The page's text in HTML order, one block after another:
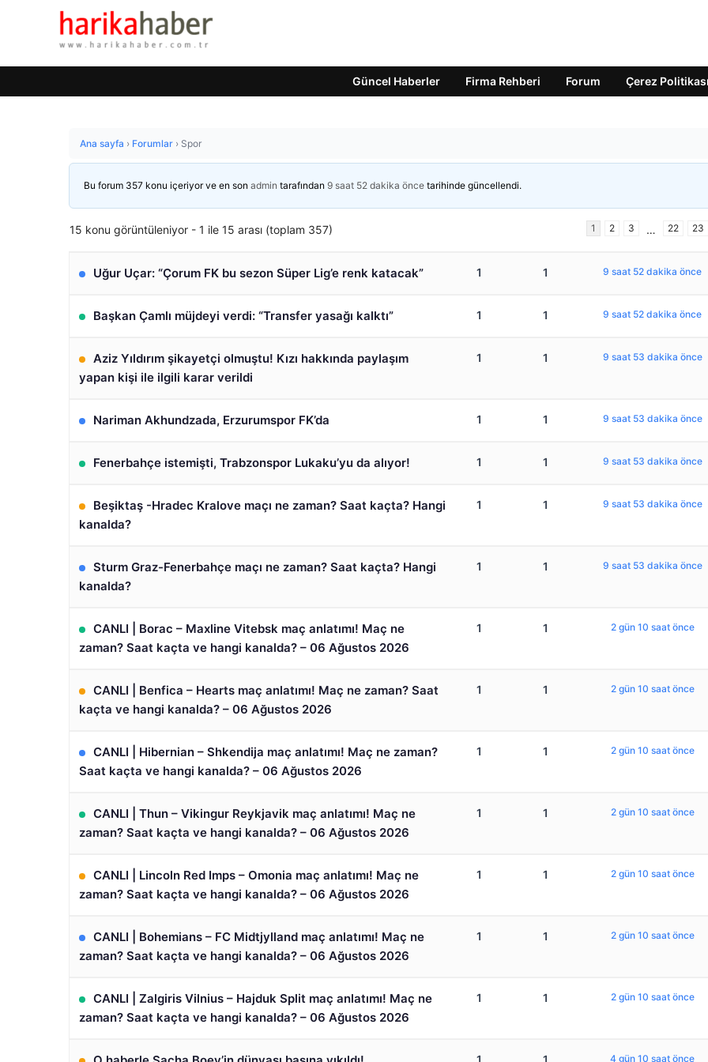
Güncel Haberler Firma Rehberi Forum Çerez Politikası
Ana sayfa › Forumlar › Spor
Bu forum 357 konu içeriyor ve en son admin tarafından 9 saat 52 dakika önce tarihinde güncellendi.
15 konu görüntüleniyor - 1 ile 15 arası (toplam 357) 1 2 3 … 22 23
Uğur Uçar: “Çorum FK bu sezon Süper Lig’e renk katacak” 1 1 9 saat 52 dakika önce
Başkan Çamlı müjdeyi verdi: “Transfer yasağı kalktı” 1 1 9 saat 52 dakika önce
Aziz Yıldırım şikayetçi olmuştu! Kızı hakkında paylaşım
yapan kişi ile ilgili karar verildi
1 1 9 saat 53 dakika önce
Nariman Akhundzada, Erzurumspor FK’da 1 1 9 saat 53 dakika önce
Fenerbahçe istemişti, Trabzonspor Lukaku’yu da alıyor! 1 1 9 saat 53 dakika önce
Beşiktaş -Hradec Kralove maçı ne zaman? Saat kaçta? Hangi
kanalda?
1 1 9 saat 53 dakika önce
Sturm Graz-Fenerbahçe maçı ne zaman? Saat kaçta? Hangi
kanalda?
1 1 9 saat 53 dakika önce
CANLI | Borac – Maxline Vitebsk maç anlatımı! Maç ne
zaman? Saat kaçta ve hangi kanalda? – 06 Ağustos 2026
1 1 2 gün 10 saat önce
CANLI | Benfica – Hearts maç anlatımı! Maç ne zaman? Saat
kaçta ve hangi kanalda? – 06 Ağustos 2026
1 1 2 gün 10 saat önce
CANLI | Hibernian – Shkendija maç anlatımı! Maç ne zaman?
Saat kaçta ve hangi kanalda? – 06 Ağustos 2026
1 1 2 gün 10 saat önce
CANLI | Thun – Vikingur Reykjavik maç anlatımı! Maç ne
zaman? Saat kaçta ve hangi kanalda? – 06 Ağustos 2026
1 1 2 gün 10 saat önce
CANLI | Lincoln Red Imps – Omonia maç anlatımı! Maç ne
zaman? Saat kaçta ve hangi kanalda? – 06 Ağustos 2026
1 1 2 gün 10 saat önce
CANLI | Bohemians – FC Midtjylland maç anlatımı! Maç ne
zaman? Saat kaçta ve hangi kanalda? – 06 Ağustos 2026
1 1 2 gün 10 saat önce
CANLI | Zalgiris Vilnius – Hajduk Split maç anlatımı! Maç ne
zaman? Saat kaçta ve hangi kanalda? – 06 Ağustos 2026
1 1 2 gün 10 saat önce
1 1 4 gün 10 saat önce